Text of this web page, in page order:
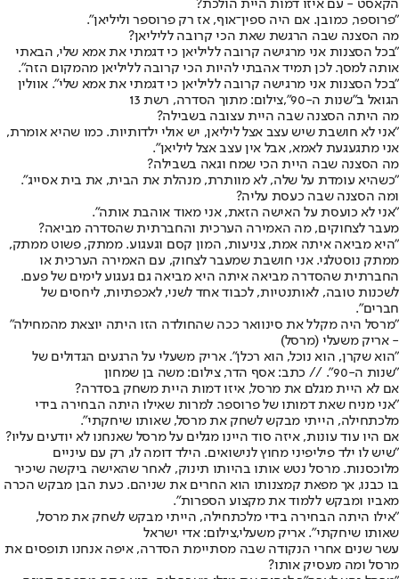
הקאסט - עם איזו דמות היית הולכת?
"פרוספר, כמובן. אם היה ספין־אוף, אז רק פרוספר וליליאן".
מה הסצנה שבה הרגשת שאת הכי קרובה לליליאן?
"בכל הסצנות אני מרגישה קרובה לליליאן כי דגמתי את אמא שלי, הבאתי
אותה למסך. לכן תמיד אהבתי להיות הכי קרובה לליליאן מהמקום הזה".
"בכל הסצנות אני מרגישה קרובה לליליאן כי דגמתי את אמא שלי". אוולין
הגואל ב"שנות ה-90",צילום: מתוך הסדרה, רשת 13
מה היתה הסצנה שבה היית עצובה בשבילה?
"אני לא חושבת שיש עצב אצל ליליאן, יש אולי ילדותיות. כמו שהיא אומרת,
אני מתגעגעת לאמא, אבל אין עצב אצל ליליאן".
מה הסצנה שבה היית הכי שמח וגאה בשבילה?
"כשהיא עומדת על שלה, לא מוותרת, מנהלת את הבית, את בית אסייג".
ומה הסצנה שבה כעסת עליה?
"אני לא כועסת על האישה הזאת, אני מאוד אוהבת אותה".
מעבר לצחוקים, מה האמירה הערכית והחברתית שהסדרה מביאה?
"היא מביאה איתה אמת, צניעות, המון קסם וגעגוע. ממתק, פשוט ממתק,
ממתק נוסטלגי. אני חושבת שמעבר לצחוק, עם האמירה הערכית או
החברתית שהסדרה מביאה איתה היא מביאה גם געגוע לימים של פעם.
לשכנות טובה, לאותנטיות, לכבוד אחד לשני, לאכפתיות, ליחסים של
חברים".
"מרסל היה מקלל את סינוואר ככה שהחולדה הזו היתה יוצאת מהמחילה"
- אריק משעלי (מרסל)
"הוא שקרן, הוא נוכל, הוא רכלן". אריק משעלי על הרגעים הגדולים של
"שנות ה-90". // כתב: אסף הדר, צילום: משה בן שמחון
אם לא היית מגלם את מרסל, איזו דמות היית משחק בסדרה?
"אני מניח שאת דמותו של פרוספר. למרות שאילו היתה הבחירה בידי
מלכתחילה, הייתי מבקש לשחק את מרסל, שאותו שיחקתי".
אם היו עוד עונות, איזה סוד היינו מגלים על מרסל שאנחנו לא יודעים עליו?
"שיש לו ילד פיליפיני מחוץ לנישואים. הילד דומה לו, רק עם עיניים
מלוכסנות. מרסל נטש אותו בהיותו תינוק, לאחר שהאישה ביקשה שיכיר
בו כבנו, אך מפאת קמצנותו הוא החרים את שניהם. כעת הבן מבקש הכרה
מאביו ומבקש ללמוד את מקצוע הספרות".
"אילו היתה הבחירה בידי מלכתחילה, הייתי מבקש לשחק את מרסל,
שאותו שיחקתי". אריק משעלי,צילום: אדי ישראל
עשר שנים אחרי הנקודה שבה מסתיימת הסדרה, איפה אנחנו תופסים את
מרסל ומה מעסיק אותו?